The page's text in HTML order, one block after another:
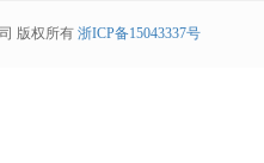
版权所有 浙ICP备15043337号